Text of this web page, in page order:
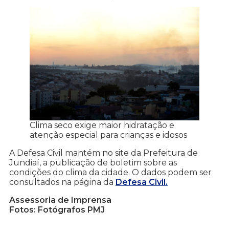
Clima seco exige maior hidratação e
atenção especial para crianças e idosos
A Defesa Civil mantém no site da Prefeitura de
Jundiaí, a publicação de boletim sobre as
condições do clima da cidade. O dados podem ser
consultados na página da Defesa Civil.
Assessoria de Imprensa
Fotos: Fotógrafos PMJ